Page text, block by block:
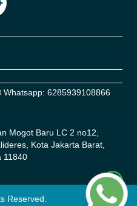
Whatsapp: 6285939108866
Mogot Baru LC 2 no12,
Kota Jakarta Barat,
11840
Reserved.